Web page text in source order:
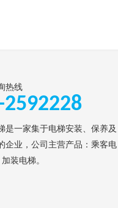
热线
是一家集于电梯安装、保养及
企业，公司主营产品：乘客电
装电梯。